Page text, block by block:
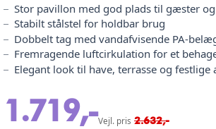
Stor pavillon med god plads til gæster
Stabilt stålstel for holdbar brug
Dobbelt tag med vandafvisende PA-
Fremragende luftcirkulation for et
Elegant look til have, terrasse og festlige
1.719,-Vejl. pris 2.632,-